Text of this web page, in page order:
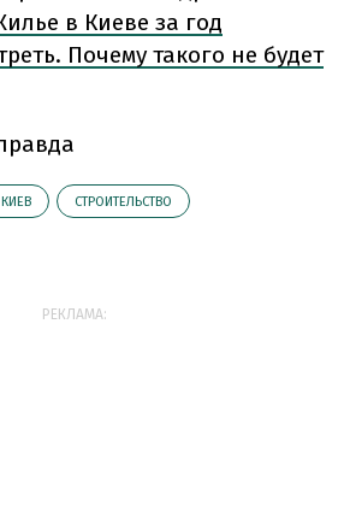
в Киеве за год
Почему такого не будет
КИЕВ СТРОИТЕЛЬСТВО
РЕКЛАМА: